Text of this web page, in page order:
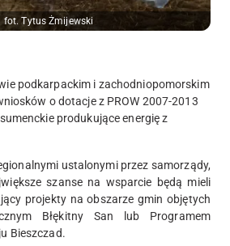
fot. Tytus Żmijewski
podkarpackim i zachodniopomorskim
o dotacje z PROW 2007-2013
produkujące energię z
ustalonymi przez samorządy,
szanse na wsparcie będą mieli
projekty na obszarze gmin objętych
Błękitny San lub Programem
Bieszczad.